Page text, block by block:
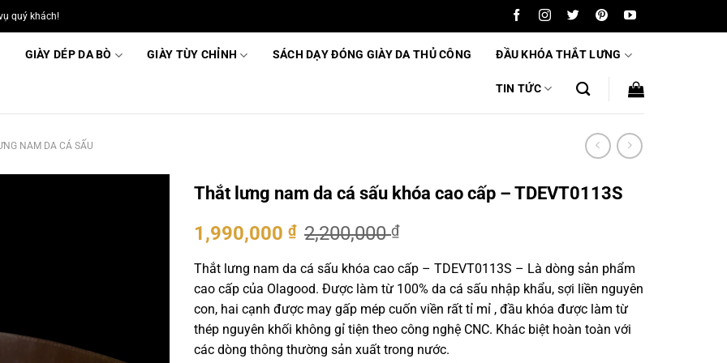
quý khách!
GIÀY DÉP DA BÒ GIÀY TÙY CHỈNH SÁCH DẠY ĐÓNG GIÀY DA THỦ CÔNG ĐẦU KHÓA THẮT LƯNG
TIN TỨC
NAM DA CÁ SẤU
Thắt lưng nam da cá sấu khóa cao cấp – TDEVT0113S
2,200,000₫
Giá
là:
2,200,000 ₫.
1,990,000 ₫Giá
tại
là:
1,990,000 ₫.
Thắt lưng nam da cá sấu khóa cao cấp – TDEVT0113S – Là dòng sản phẩm
cao cấp của Olagood. Được làm từ 100% da cá sấu nhập khẩu, sợi liền nguyên
con, hai cạnh được may gấp mép cuốn viền rất tỉ mỉ , đầu khóa được làm từ
thép nguyên khối không gỉ tiện theo công nghệ CNC. Khác biệt hoàn toàn với
các dòng thông thường sản xuất trong nước.